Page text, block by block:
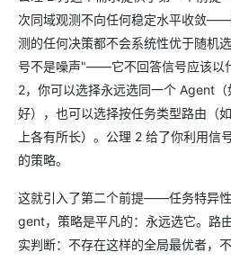
次同域观测不向任何稳定水平收敛
测的任何决策都不会系统性优于随机
号不是噪声"——它不回答信号应该以
2，你可以选择永远选同一个 Agent
好），也可以选择按任务类型路由（
上各有所长）。公理 2 给了你利用信
的策略。
这就引入了第二个前提——任务特异
gent，策略是平凡的：永远选它。路
实判断：不存在这样的全局最优者，